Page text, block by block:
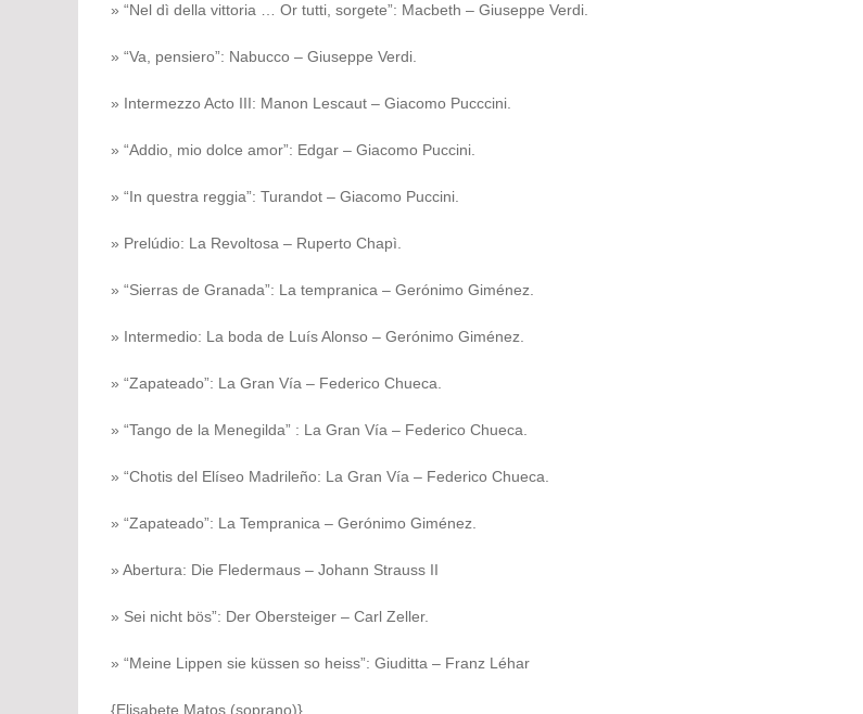
» “Nel dì della vittoria … Or tutti, sorgete”: Macbeth – Giuseppe Verdi.
» “Va, pensiero”: Nabucco – Giuseppe Verdi.
» Intermezzo Acto III: Manon Lescaut – Giacomo Pucccini.
» “Addio, mio dolce amor”: Edgar – Giacomo Puccini.
» “In questra reggia”: Turandot – Giacomo Puccini.
» Prelúdio: La Revoltosa – Ruperto Chapì.
» “Sierras de Granada”: La tempranica – Gerónimo Giménez.
» Intermedio: La boda de Luís Alonso – Gerónimo Giménez.
» “Zapateado”: La Gran Vía – Federico Chueca.
» “Tango de la Menegilda” : La Gran Vía – Federico Chueca.
» “Chotis del Elíseo Madrileño: La Gran Vía – Federico Chueca.
» “Zapateado”: La Tempranica – Gerónimo Giménez.
» Abertura: Die Fledermaus – Johann Strauss II
» Sei nicht bös”: Der Obersteiger – Carl Zeller.
» “Meine Lippen sie küssen so heiss”: Giuditta – Franz Léhar
{Elisabete Matos (soprano)}